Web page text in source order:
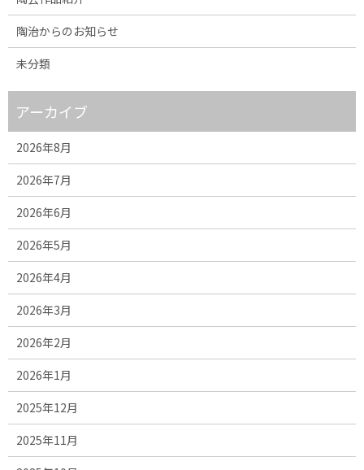
陶治からのお知らせ
未分類
アーカイブ
2026年8月
2026年7月
2026年6月
2026年5月
2026年4月
2026年3月
2026年2月
2026年1月
2025年12月
2025年11月